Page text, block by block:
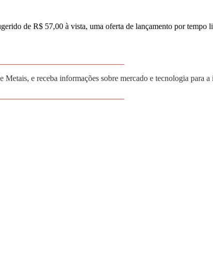
de R$ 57,00 à vista, uma oferta de lançamento por tempo
e receba informações sobre mercado e tecnologia para a